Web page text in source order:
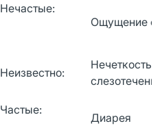
Нечастые:
Ощущение
Неизвестно:
Нечеткость
слезотечения
Частые:
Диарея